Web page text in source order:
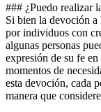
### ¿Puedo realizar
Si bien la devoción
por individuos con
algunas personas
expresión de su fe
momentos de
esta devoción, cada
manera que